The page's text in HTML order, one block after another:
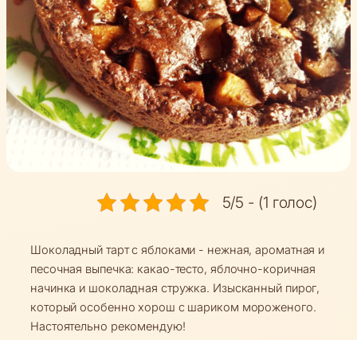
5/5 - (1 голос)
Шоколадный тарт с яблоками - нежная, ароматная и
песочная выпечка: какао-тесто, яблочно-коричная
начинка и шоколадная стружка. Изысканный пирог,
который особенно хорош с шариком мороженого.
Настоятельно рекомендую!